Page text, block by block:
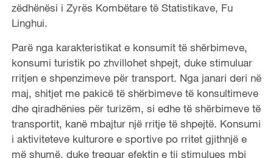
zëdhënësi i Zyrës Kombëtare të Statistikave, Fu
Linghui.
Parë nga karakteristikat e konsumit të shërbimeve,
konsumi turistik po zhvillohet shpejt, duke stimuluar
rritjen e shpenzimeve për transport. Nga janari deri në
maj, shitjet me pakicë të shërbimeve të konsultimeve
dhe qiradhënies për turizëm, si edhe të shërbimeve të
transportit, kanë mbajtur një rritje të shpejtë. Konsumi
i aktiviteteve kulturore e sportive po rritet gjithnjë e
më shumë, duke treguar efektin e tij stimulues mbi